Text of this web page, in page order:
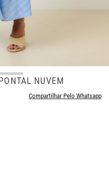
NUVEM
Compartilhar Pelo Whatsapp